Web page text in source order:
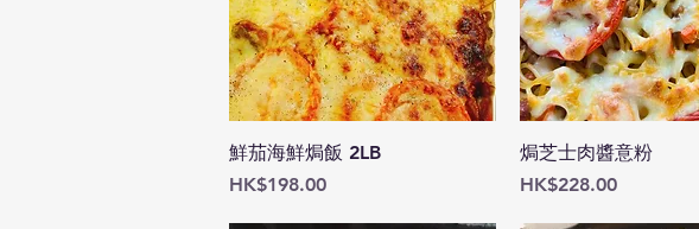
快速瀏覽
鮮茄海鮮焗飯 2LB
價格
HK$198.00
快速瀏覽
焗芝士肉醬意粉
價格
HK$228.00